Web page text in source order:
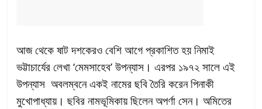
আজ থেকে ষাট দশকেরও বেশি আগে প্রকাশিত হয় নিমাই
ভট্টাচার্যের লেখা ‘মেমসাহেব’ উপন্যাস। এরপর ১৯৭২ সালে এই
উপন্যাস অবলম্বনে একই নামের ছবি তৈরি করেন পিনাকী
মুখোপাধ্যায়। ছবির নামভূমিকায় ছিলেন অপর্ণা সেন। অমিতের